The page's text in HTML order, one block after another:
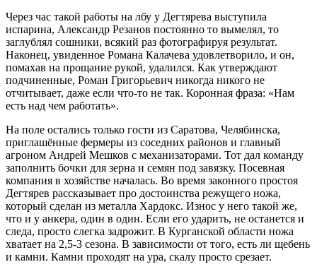
Через час такой работы на лбу у Дегтярева выступила
испарина, Александр Резанов постоянно то вымелял, то
заглублял сошники, всякий раз фотографируя результат.
Наконец, увиденное Романа Калачева удовлетворило, и он,
помахав на прощание рукой, удалился. Как утверждают
подчиненные, Роман Григорьевич никогда никого не
отчитывает, даже если что-то не так. Коронная фраза: «Нам
есть над чем работать».
На поле остались только гости из Саратова, Челябинска,
приглашённые фермеры из соседних районов и главный
агроном Андрей Мешков с механизаторами. Тот дал команду
заполнить бочки для зерна и семян под завязку. Посевная
компания в хозяйстве началась. Во время законного простоя
Дегтярев рассказывает про достоинства режущего ножа,
который сделан из металла Хардокс. Износ у него такой же,
что и у анкера, один в один. Если его ударить, не останется и
следа, просто слегка задрожит. В Курганской области ножа
хватает на 2,5-3 сезона. В зависимости от того, есть ли щебень
и камни. Камни проходят на ура, скалу просто срезает.